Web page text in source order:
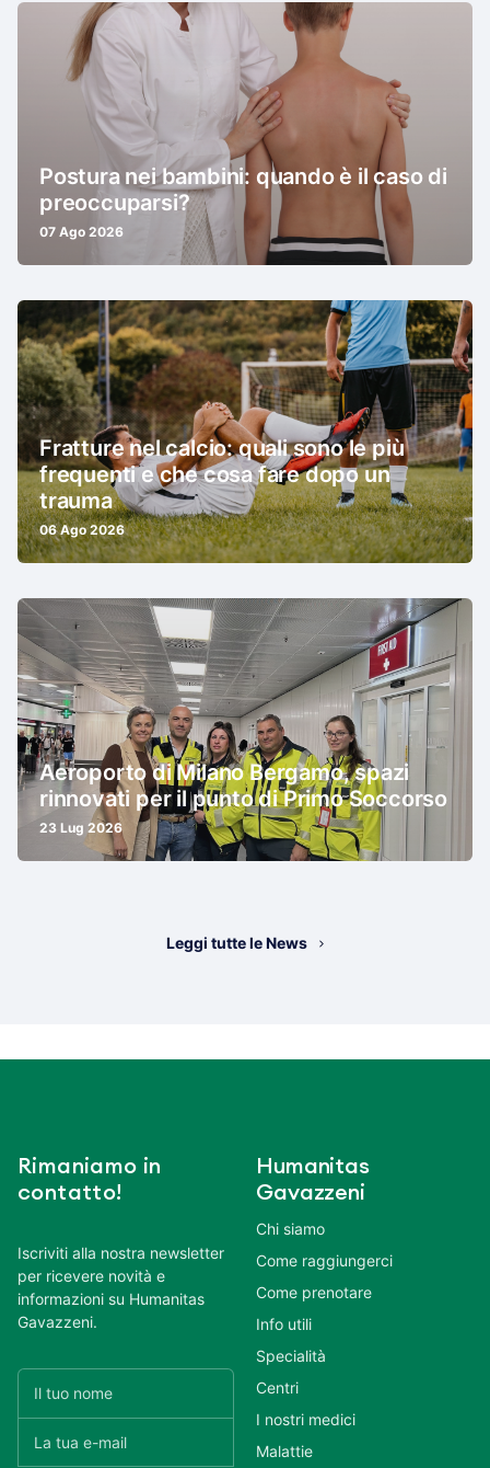
Postura nei bambini: quando è il caso di
preoccuparsi?
07 Ago 2026
Fratture nel calcio: quali sono le più
frequenti e che cosa fare dopo un
trauma
06 Ago 2026
Aeroporto di Milano Bergamo, spazi
rinnovati per il punto di Primo Soccorso
23 Lug 2026
Leggi tutte le News
Rimaniamo in
contatto!
Iscriviti alla nostra newsletter
per ricevere novità e
informazioni su Humanitas
Gavazzeni.
Humanitas
Gavazzeni
Chi siamo
Come raggiungerci
Come prenotare
Info utili
Specialità
Centri
I nostri medici
Malattie